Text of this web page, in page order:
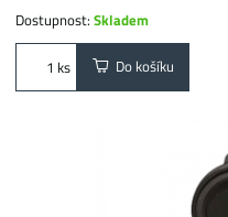
Dostupnost:Skladem
ks Do košíku